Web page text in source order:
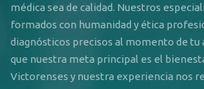
médica sea de calidad. Nuestros
formados con humanidad y ética
diagnósticos precisos al momento de tu
que nuestra meta principal es el
Victorenses y nuestra experiencia nos